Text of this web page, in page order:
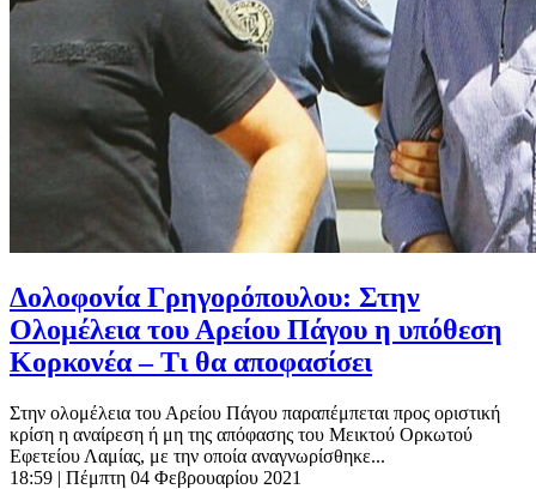
Δολοφονία Γρηγορόπουλου: Στην
Ολομέλεια του Αρείου Πάγου η υπόθεση
Κορκονέα – Τι θα αποφασίσει
Στην ολομέλεια του Αρείου Πάγου παραπέμπεται προς οριστική
κρίση η αναίρεση ή μη της απόφασης του Μεικτού Ορκωτού
Εφετείου Λαμίας, με την οποία αναγνωρίσθηκε...
18:59 | Πέμπτη 04 Φεβρουαρίου 2021